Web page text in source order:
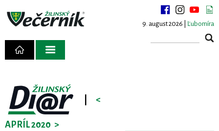
9. august 2026 | Ľubomíra
<
APRÍL 2020 >